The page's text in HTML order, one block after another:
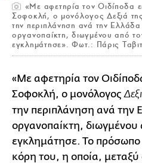
«Με αφετηρία τον Οιδίποδα
Σοφοκλή, ο μονόλογος Δεξιά της
την περιπλάνηση ανά την
οργανοπαίκτη, διωγμένου από
εγκλημάτησε». Φωτ.: Πάρις
«Με αφετηρία τον
Σοφοκλή, ο μονόλογος
την περιπλάνηση ανά την
οργανοπαίκτη,
εγκλημάτησε. Το πρόσωπο
κόρη του, η οποία,